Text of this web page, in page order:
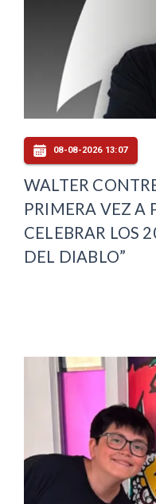
08-08-2026 13:07
WALTER
PRIMERA VEZ A
CELEBRAR LOS
DEL DIABLO”